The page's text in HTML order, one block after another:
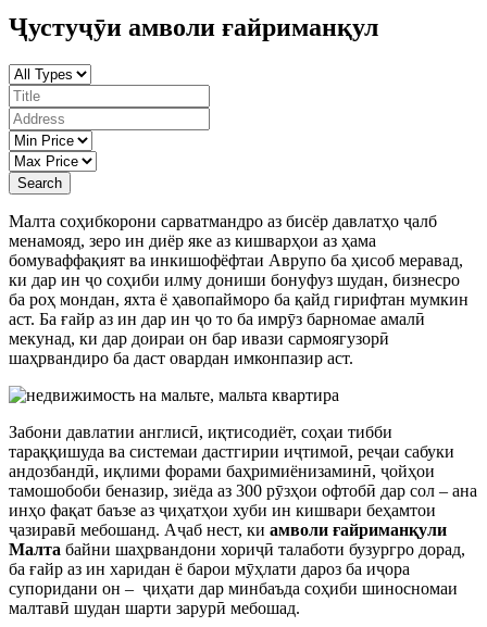
Ҷустуҷӯи амволи ғайриманқул
Search
Малта соҳибкорони сарватмандро аз бисёр давлатҳо ҷалб
менамояд, зеро ин диёр яке аз кишварҳои аз ҳама
бомуваффақият ва инкишофёфтаи Аврупо ба ҳисоб меравад,
ки дар ин ҷо соҳиби илму дониши бонуфуз шудан, бизнесро
ба роҳ мондан, яхта ё ҳавопайморо ба қайд гирифтан мумкин
аст. Ба ғайр аз ин дар ин ҷо то ба имрӯз барномае амалӣ
мекунад, ки дар доираи он бар ивази сармоягузорӣ
шаҳрвандиро ба даст овардан имконпазир аст.
Забони давлатии англисӣ, иқтисодиёт, соҳаи тибби
тараққишуда ва системаи дастгирии иҷтимоӣ, реҷаи сабуки
андозбандӣ, иқлими форами баҳримиёнизаминӣ, ҷойҳои
тамошобоби беназир, зиёда аз 300 рӯзҳои офтобӣ дар сол – ана
инҳо фақат баъзе аз ҷиҳатҳои хуби ин кишвари беҳамтои
ҷазиравӣ мебошанд. Аҷаб нест, ки амволи ғайриманқули
Малта байни шаҳрвандони хориҷӣ талаботи бузургро дорад,
ба ғайр аз ин харидан ё барои мӯҳлати дароз ба иҷора
супоридани он – ҷиҳати дар минбаъда соҳиби шиносномаи
малтавӣ шудан шарти зарурӣ мебошад.